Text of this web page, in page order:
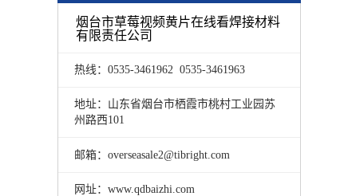
烟台市草莓视频黄片在线看焊接材料
有限责任公司
热线：0535-3461962 0535-3461963
地址：山东省烟台市栖霞市桃村工业园苏
州路西101
邮箱：overseasale2@tibright.com
网址：www.qdbaizhi.com